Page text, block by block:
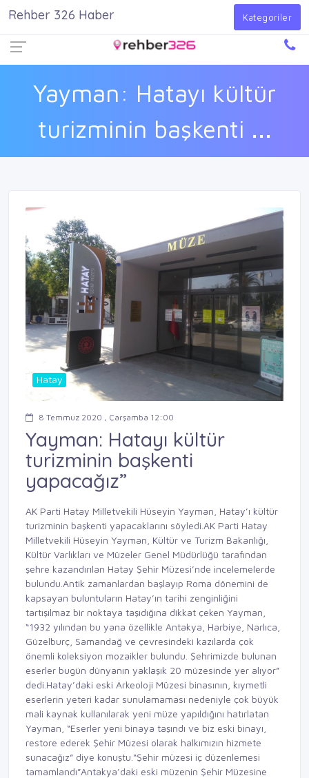
Giriş Yap
Yayman: Hatayı kültür
turizminin başkenti ...
Rehber 326 Haber Kategoriler
Hatay
8 Temmuz 2020 , Çarşamba 12:00
Yayman: Hatayı kültür
turizminin başkenti
yapacağız”
AK Parti Hatay Milletvekili Hüseyin Yayman, Hatay’ı kültür
turizminin başkenti yapacaklarını söyledi.AK Parti Hatay
Milletvekili Hüseyin Yayman, Kültür ve Turizm Bakanlığı,
Kültür Varlıkları ve Müzeler Genel Müdürlüğü tarafından
şehre kazandırılan Hatay Şehir Müzesi’nde incelemelerde
bulundu.Antik zamanlardan başlayıp Roma dönemini de
kapsayan buluntuların Hatay’ın tarihi zenginliğini
tartışılmaz bir noktaya taşıdığına dikkat çeken Yayman,
“1932 yılından bu yana özellikle Antakya, Harbiye, Narlıca,
Güzelburç, Samandağ ve çevresindeki kazılarda çok
önemli koleksiyon mozaikler bulundu. Şehrimizde bulunan
eserler bugün dünyanın yaklaşık 20 müzesinde yer alıyor”
dedi.Hatay’daki eski Arkeoloji Müzesi binasının, kıymetli
eserlerin yeteri kadar sunulamaması nedeniyle çok büyük
mali kaynak kullanılarak yeni müze yapıldığını hatırlatan
Yayman, “Eserler yeni binaya taşındı ve biz eski binayı,
restore ederek Şehir Müzesi olarak halkımızın hizmete
sunacağız” diye konuştu.“Şehir müzesi iç düzenlemesi
tamamlandı”Antakya’daki eski müzenin Şehir Müzesine